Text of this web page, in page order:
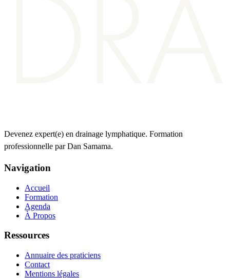
Devenez expert(e) en drainage lymphatique. Formation
professionnelle par Dan Samama.
Navigation
Accueil
Formation
Agenda
À Propos
Ressources
Annuaire des praticiens
Contact
Mentions légales